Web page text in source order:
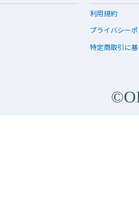
利用規約
プライバシー
特定商取引に